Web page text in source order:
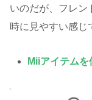
いのだが、フレン
時に見やすい感じ
Miiアイテム